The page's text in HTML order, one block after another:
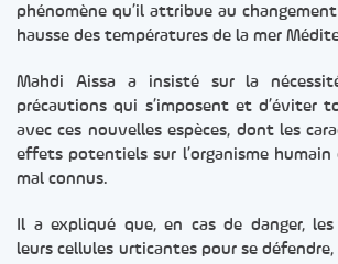
phénomène qu’il attribue au
hausse des températures de la mer
Mahdi Aissa a insisté sur la
précautions qui s’imposent et d’éviter
avec ces nouvelles espèces, dont les
effets potentiels sur l’organisme humain
mal connus.
Il a expliqué que, en cas de danger,
leurs cellules urticantes pour se